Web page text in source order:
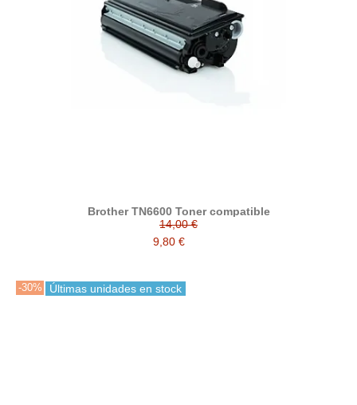
Brother TN6600 Toner compatible
14,00 €
9,80 €
-30% Últimas unidades en stock